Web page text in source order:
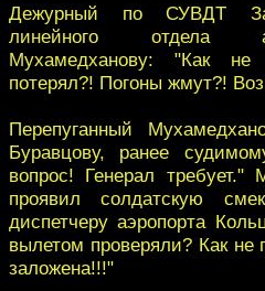
Дежурный по СУВДТ
линейного отдела
Мухамедханову: "Как
потерял?! Погоны жмут?!
Перепуганный
Буравцову, ранее
вопрос! Генерал
проявил солдатскую
диспетчеру аэропорта
вылетом проверяли? Как
заложена!!!"